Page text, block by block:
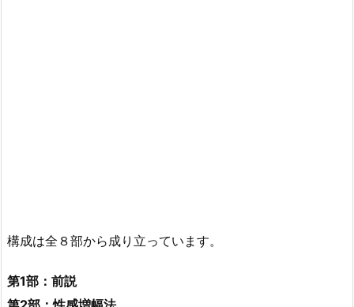
構成は全８部から成り立っています。
第1部：前説